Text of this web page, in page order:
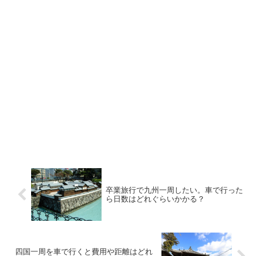
卒業旅行で九州一周したい。車で行った
ら日数はどれぐらいかかる？
四国一周を車で行くと費用や距離はどれ